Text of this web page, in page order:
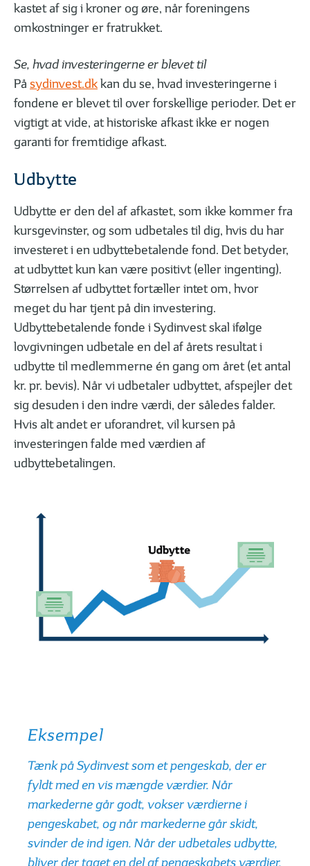
kastet af sig i kroner og øre, når foreningens
omkostninger er fratrukket.
Se, hvad investeringerne er blevet til
På sydinvest.dkkan du se, hvad investeringerne i
fondene er blevet til over forskellige perioder. Det er
vigtigt at vide, at historiske afkast ikke er nogen
garanti for fremtidige afkast.
Udbytte
Udbytte er den del af afkastet, som ikke kommer fra
kursgevinster, og som udbetales til dig, hvis du har
investeret i en udbyttebetalende fond. Det betyder,
at udbyttet kun kan være positivt (eller ingenting).
Størrelsen af udbyttet fortæller intet om, hvor
meget du har tjent på din investering.
Udbyttebetalende fonde i Sydinvest skal ifølge
lovgivningen udbetale en del af årets resultat i
udbytte til medlemmerne én gang om året (et antal
kr. pr. bevis). Når vi udbetaler udbyttet, afspejler det
sig desuden i den indre værdi, der således falder.
Hvis alt andet er uforandret, vil kursen på
investeringen falde med værdien af
udbyttebetalingen.
Eksempel
Tænk på Sydinvest som et pengeskab, der er
fyldt med en vis mængde værdier. Når
markederne går godt, vokser værdierne i
pengeskabet, og når markederne går skidt,
svinder de ind igen. Når der udbetales udbytte,
bliver der taget en del af pengeskabets værdier,
LÆST
MERE VIDEN OM INVESTERING
01 LÆST
Investering: 5 vigtige nøgletal til aktieanalyse
02
Podcasts,